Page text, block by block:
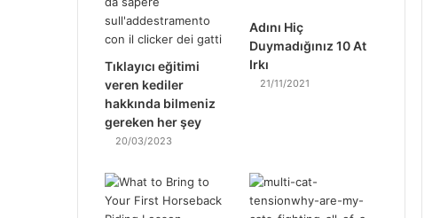
Tıklayıcı eğitimi
veren kediler
hakkında bilmeniz
gereken her şey
20/03/2023
Adını Hiç
Duymadığınız 10 At
Irkı
21/11/2021